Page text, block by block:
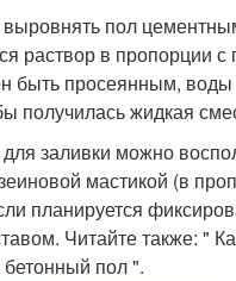
пол
раствор в пропорции с
быть просеянным, воды
получилась жидкая
заливки можно
мастикой (в
планируется
Читайте также: "
пол ".